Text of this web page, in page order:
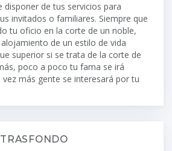
disponer de tus servicios para
invitados o familiares. Siempre que
tu oficio en la corte de un noble,
de un estilo de vida
superior si se trata de la corte de
poco a poco tu fama se irá
vez más gente se interesará por tu